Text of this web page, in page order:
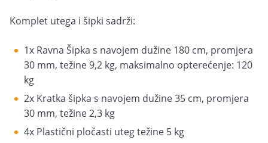
Komplet utega i šipki sadrži:
1x Ravna Šipka s navojem dužine 180 cm, promjera
30 mm, težine 9,2 kg, maksimalno opterećenje: 120
kg
2x Kratka šipka s navojem dužine 35 cm, promjera
30 mm, težine 2,3 kg
4x Plastični pločasti uteg težine 5 kg